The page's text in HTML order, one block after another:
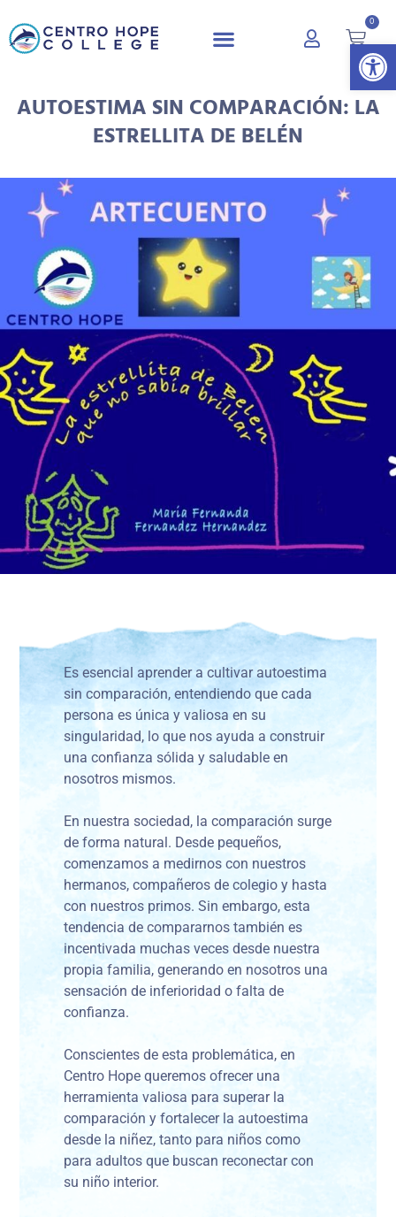
Abrir
0
AUTOESTIMA SIN COMPARACIÓN: LA
ESTRELLITA DE BELÉN
Es esencial aprender a cultivar autoestima
sin comparación, entendiendo que cada
persona es única y valiosa en su
singularidad, lo que nos ayuda a construir
una confianza sólida y saludable en
nosotros mismos.
En nuestra sociedad, la comparación surge
de forma natural. Desde pequeños,
comenzamos a medirnos con nuestros
hermanos, compañeros de colegio y hasta
con nuestros primos. Sin embargo, esta
tendencia de compararnos también es
incentivada muchas veces desde nuestra
propia familia, generando en nosotros una
sensación de inferioridad o falta de
confianza.
Conscientes de esta problemática, en
Centro Hope queremos ofrecer una
herramienta valiosa para superar la
comparación y fortalecer la autoestima
desde la niñez, tanto para niños como
para adultos que buscan reconectar con
su niño interior.